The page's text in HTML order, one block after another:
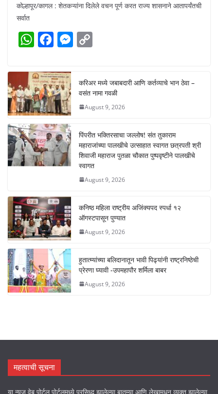
कोल्हापूर/कागल : शेतकऱ्यांना दिलेले वचन पूर्ण करत राज्य शासनाने आतापर्यंतची
सर्वात
W
at
s
A
p
p
F
c
e
b
o
o
k
M
e
n
er
y
Li
n
k
करिअर मध्ये जबाबदारी आणि कर्तव्याचे भान ठेवा –
वसंत नामा गवळी
August 9, 2026
पिंपरीत भक्तिरसाचा जल्लोष! संत तुकाराम
महाराजांच्या पालखीचे उत्साहात स्वागत छत्रपती श्री
शिवाजी महाराज पुतळा चौकात पुष्पवृष्टीने पालखीचे
स्वागत
August 9, 2026
कनिष्ठ महिला राष्ट्रीय अजिंक्यपद स्पर्धा १२
ऑगस्टपासून पुण्यात
August 9, 2026
हुतात्म्यांच्या बलिदानातून भावी पिढ्यांनी राष्ट्रनिष्ठेची
प्रेरणा घ्यावी -उपमहापौर शर्मिला बाबर
August 9, 2026
महत्वाची सूचना
या न्यूज वेब पोर्टल पोर्टलमध्ये प्रसिध्द झालेल्या बातम्या आणि लेखामधून व्यक्त झालेल्या